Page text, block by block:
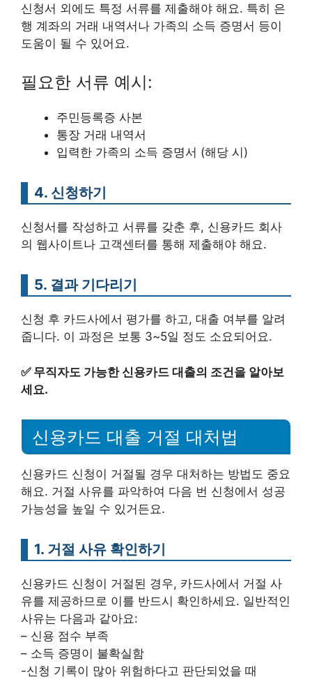
신청서 외에도 특정 서류를 제출해야 해요. 특히 은
행 계좌의 거래 내역서나 가족의 소득 증명서 등이
도움이 될 수 있어요.
필요한 서류 예시:
주민등록증 사본
통장 거래 내역서
입력한 가족의 소득 증명서 (해당 시)
4. 신청하기
신청서를 작성하고 서류를 갖춘 후, 신용카드 회사
의 웹사이트나 고객센터를 통해 제출해야 해요.
5. 결과 기다리기
신청 후 카드사에서 평가를 하고, 대출 여부를 알려
줍니다. 이 과정은 보통 3~5일 정도 소요되어요.
✅ 무직자도 가능한 신용카드 대출의 조건을 알아보
세요.
신용카드 대출 거절 대처법
신용카드 신청이 거절될 경우 대처하는 방법도 중요
해요. 거절 사유를 파악하여 다음 번 신청에서 성공
가능성을 높일 수 있거든요.
1. 거절 사유 확인하기
신용카드 신청이 거절된 경우, 카드사에서 거절 사
유를 제공하므로 이를 반드시 확인하세요. 일반적인
사유는 다음과 같아요:
– 신용 점수 부족
– 소득 증명이 불확실함
-신청 기록이 많아 위험하다고 판단되었을 때